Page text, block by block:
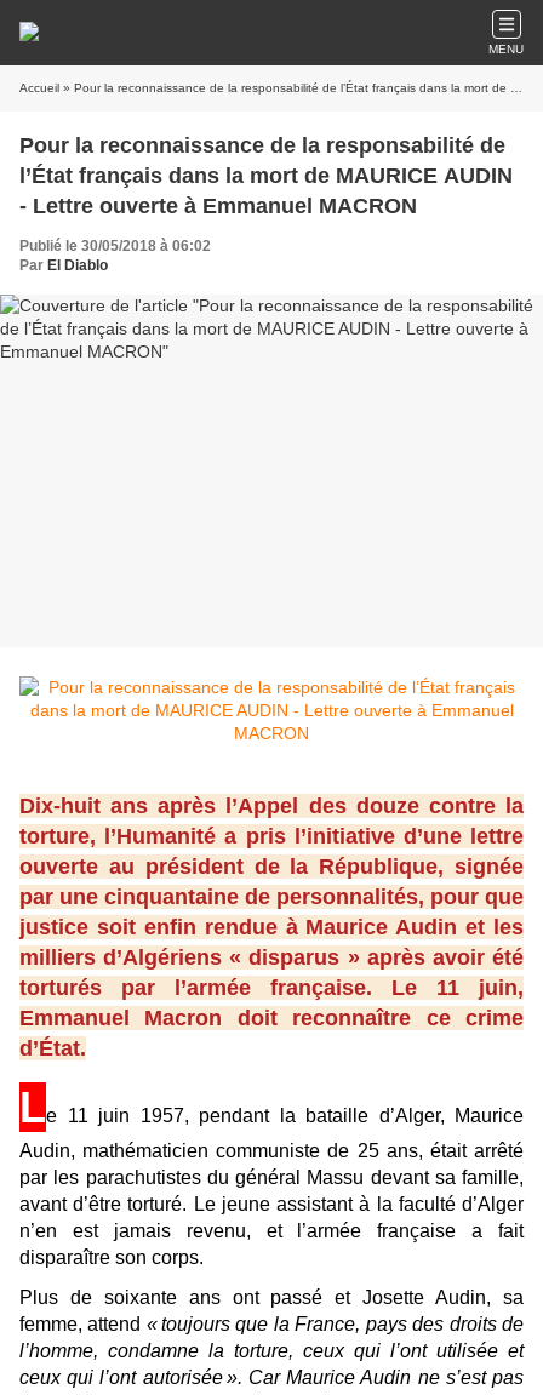
MENU
Accueil » Pour la reconnaissance de la responsabilité de l’État français dans la mort de MAURICE AUDIN - Lettre ouverte à Emmanuel MACRON
Pour la reconnaissance de la responsabilité de
l’État français dans la mort de MAURICE AUDIN
- Lettre ouverte à Emmanuel MACRON
Publié le 30/05/2018 à 06:02
Par El Diablo
Dix-huit ans après l’Appel des douze contre la
torture, l’Humanité a pris l’initiative d’une lettre
ouverte au président de la République, signée
par une cinquantaine de personnalités, pour que
justice soit enfin rendue à Maurice Audin et les
milliers d’Algériens « disparus » après avoir été
torturés par l’armée française. Le 11 juin,
Emmanuel Macron doit reconnaître ce crime
d’État.
Le 11 juin 1957, pendant la bataille d’Alger, Maurice
Audin, mathématicien communiste de 25 ans, était arrêté
par les parachutistes du général Massu devant sa famille,
avant d’être torturé. Le jeune assistant à la faculté d’Alger
n’en est jamais revenu, et l’armée française a fait
disparaître son corps.
Plus de soixante ans ont passé et Josette Audin, sa
femme, attend « toujours que la France, pays des droits de
l’homme, condamne la torture, ceux qui l’ont utilisée et
ceux qui l’ont autorisée ». Car Maurice Audin ne s’est pas